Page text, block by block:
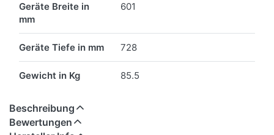
Geräte Breite in
mm
601
Geräte Tiefe in mm 728
Gewicht in Kg 85.5
Beschreibung
Bewertungen